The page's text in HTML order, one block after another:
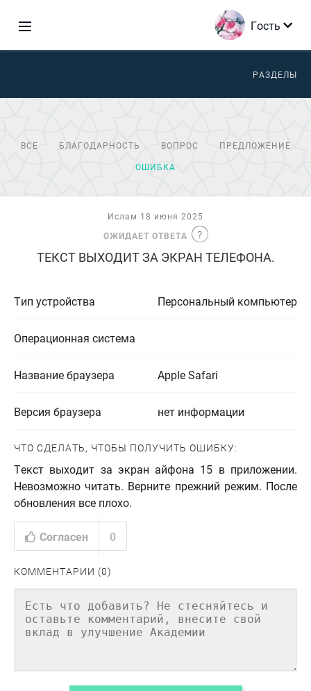
Гость
РАЗДЕЛЫ
ВСЕ БЛАГОДАРНОСТЬ ВОПРОС
ПРЕДЛОЖЕНИЕ
ОШИБКА
Ислам 18 июня 2025
ОЖИДАЕТ ОТВЕТА
ТЕКСТ ВЫХОДИТ ЗА ЭКРАН ТЕЛЕФОНА.
Тип устройства Персональный компьютер
Операционная система
Название браузера Apple Safari
Версия браузера нет информации
ЧТО СДЕЛАТЬ, ЧТОБЫ ПОЛУЧИТЬ ОШИБКУ:
Текст выходит за экран айфона 15 в приложении.
Невозможно читать. Верните прежний режим. После
обновления все плохо.
Согласен 0
КОММЕНТАРИИ (0)